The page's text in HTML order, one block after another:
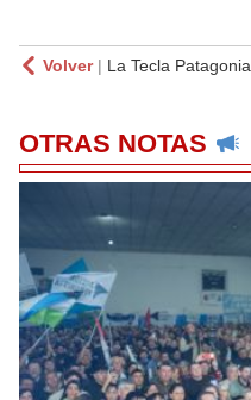
Volver| La Tecla Patagonia
OTRAS NOTAS